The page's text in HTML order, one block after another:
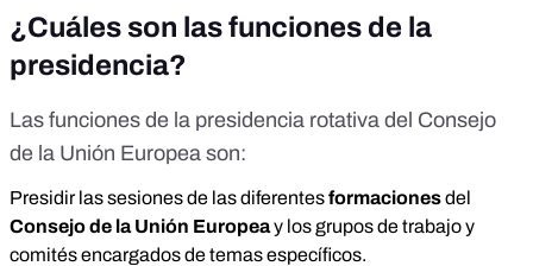
¿Cuáles son las funciones de la
presidencia?
Las funciones de la presidencia rotativa del Consejo
de la Unión Europea son:
Presidir las sesiones de las diferentesformacionesdel
Consejo de la Unión Europeay los grupos de trabajo y
comités encargados de temas específicos.